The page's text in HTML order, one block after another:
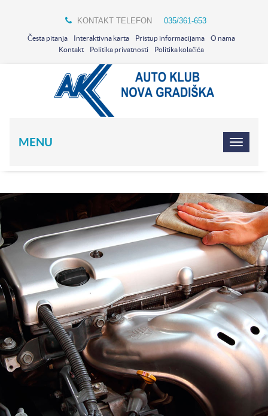
KONTAKT TELEFON 035/361-653
Česta pitanja Interaktivna karta Pristup informacijama
O nama
Kontakt
Politika privatnosti Politika kolačića
MENU